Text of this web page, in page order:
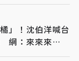
」！沈伯洋喊台
網：來來來